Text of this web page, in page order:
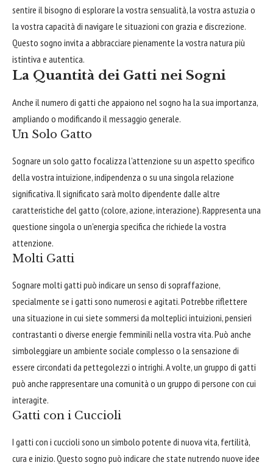
sentire il bisogno di esplorare la vostra sensualità, la vostra astuzia o
la vostra capacità di navigare le situazioni con grazia e discrezione.
Questo sogno invita a abbracciare pienamente la vostra natura più
istintiva e autentica.
La Quantità dei Gatti nei Sogni
Anche il numero di gatti che appaiono nel sogno ha la sua importanza,
ampliando o modificando il messaggio generale.
Un Solo Gatto
Sognare un solo gatto focalizza l'attenzione su un aspetto specifico
della vostra intuizione, indipendenza o su una singola relazione
significativa. Il significato sarà molto dipendente dalle altre
caratteristiche del gatto (colore, azione, interazione). Rappresenta una
questione singola o un'energia specifica che richiede la vostra
attenzione.
Molti Gatti
Sognare molti gatti può indicare un senso di sopraffazione,
specialmente se i gatti sono numerosi e agitati. Potrebbe riflettere
una situazione in cui siete sommersi da molteplici intuizioni, pensieri
contrastanti o diverse energie femminili nella vostra vita. Può anche
simboleggiare un ambiente sociale complesso o la sensazione di
essere circondati da pettegolezzi o intrighi. A volte, un gruppo di gatti
può anche rappresentare una comunità o un gruppo di persone con cui
interagite.
Gatti con i Cuccioli
I gatti con i cuccioli sono un simbolo potente di nuova vita, fertilità,
cura e inizio. Questo sogno può indicare che state nutrendo nuove idee